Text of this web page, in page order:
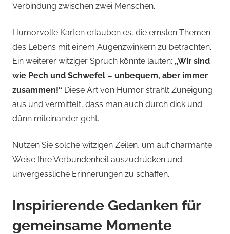
Verbindung zwischen zwei Menschen.
Humorvolle Karten erlauben es, die ernsten Themen
des Lebens mit einem Augenzwinkern zu betrachten.
Ein weiterer witziger Spruch könnte lauten: „Wir sind
wie Pech und Schwefel – unbequem, aber immer
zusammen!“ Diese Art von Humor strahlt Zuneigung
aus und vermittelt, dass man auch durch dick und
dünn miteinander geht.
Nutzen Sie solche witzigen Zeilen, um auf charmante
Weise Ihre Verbundenheit auszudrücken und
unvergessliche Erinnerungen zu schaffen.
Inspirierende Gedanken für
gemeinsame Momente